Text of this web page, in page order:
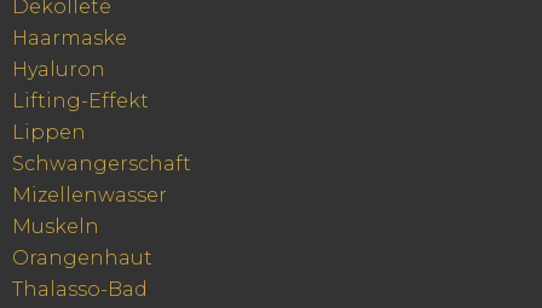
Dekolleté
Haarmaske
Hyaluron
Lifting-Effekt
Lippen
Schwangerschaft
Mizellenwasser
Muskeln
Orangenhaut
Thalasso-Bad